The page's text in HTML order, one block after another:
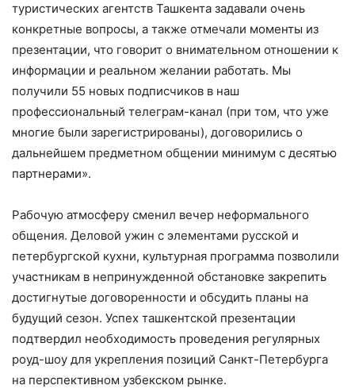
туристических агентств Ташкента задавали очень
конкретные вопросы, а также отмечали моменты из
презентации, что говорит о внимательном отношении к
информации и реальном желании работать. Мы
получили 55 новых подписчиков в наш
профессиональный телеграм-канал (при том, что уже
многие были зарегистрированы), договорились о
дальнейшем предметном общении минимум с десятью
партнерами».
Рабочую атмосферу сменил вечер неформального
общения. Деловой ужин с элементами русской и
петербургской кухни, культурная программа позволили
участникам в непринужденной обстановке закрепить
достигнутые договоренности и обсудить планы на
будущий сезон. Успех ташкентской презентации
подтвердил необходимость проведения регулярных
роуд-шоу для укрепления позиций Санкт-Петербурга
на перспективном узбекском рынке.